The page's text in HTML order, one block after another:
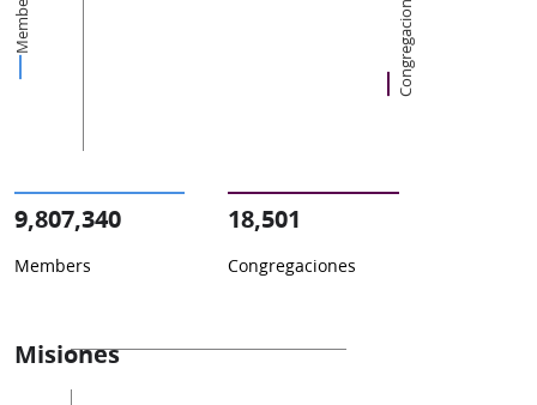
Members Congregaciones
9,807,340
Members
18,501
Congregaciones
Misiones